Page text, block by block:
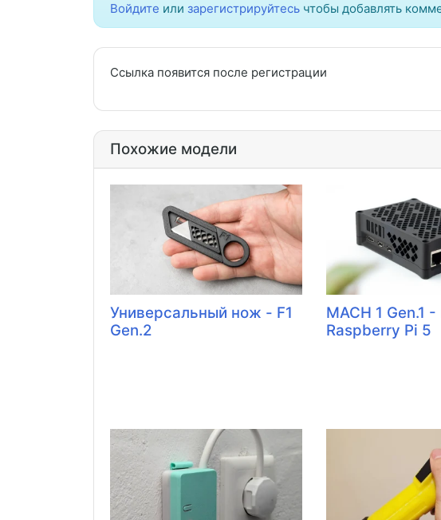
Войдите или зарегистрируйтесь чтобы добавлять
Ссылка появится после регистрации
Похожие модели
Универсальный нож - F1
Gen.2
MACH 1 Gen.1
Raspberry Pi 5